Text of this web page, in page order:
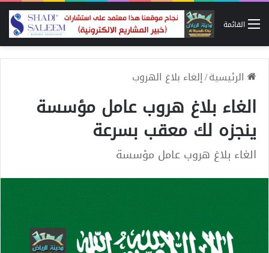
القائمة
الرئيسية/إلغاء بلاغ الهروب
الغاء بلاغ هروب عامل مؤسسة
ينجزه لك معقب بسرعة
الغاء بلاغ هروب عامل مؤسسة